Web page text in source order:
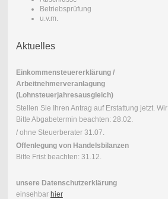
Betriebsprüfung
u.v.m.
Aktuelles
Einkommensteuererklärung /
Arbeitnehmerveranlagung
(Lohnsteuerjahresausgleich)
Stellen Sie Ihren Antrag auf Erstattung jetzt. Wir
Bitte Abgabetermin beachten: 28.02.
/ ohne Steuerberater 31.07.
Offenlegung von Handelsbilanzen
Bitte Frist beachten: 31.12.
unsere Datenschutzerklärung
einsehbar hier